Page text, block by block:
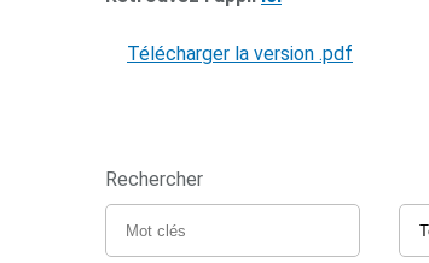
Télécharger la version .pdf
Rechercher